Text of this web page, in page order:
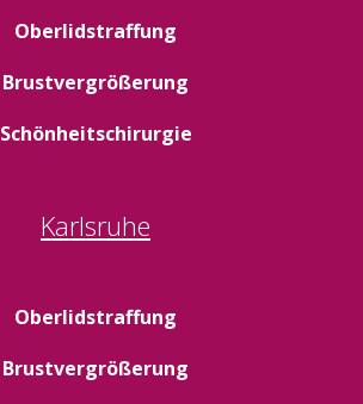
Oberlidstraffung
Brustvergrößerung
Schönheitschirurgie
Karlsruhe
Oberlidstraffung
Brustvergrößerung